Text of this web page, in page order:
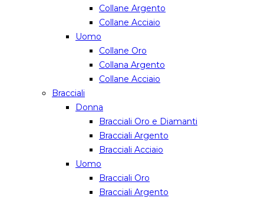
Collane Argento
Collane Acciaio
Uomo
Collane Oro
Collana Argento
Collane Acciaio
Bracciali
Donna
Bracciali Oro e Diamanti
Bracciali Argento
Bracciali Acciaio
Uomo
Bracciali Oro
Bracciali Argento